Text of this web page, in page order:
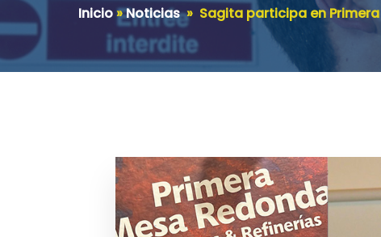
Inicio»Noticias» Sagita participa en